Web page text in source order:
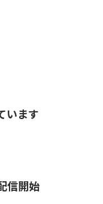
います
信開始